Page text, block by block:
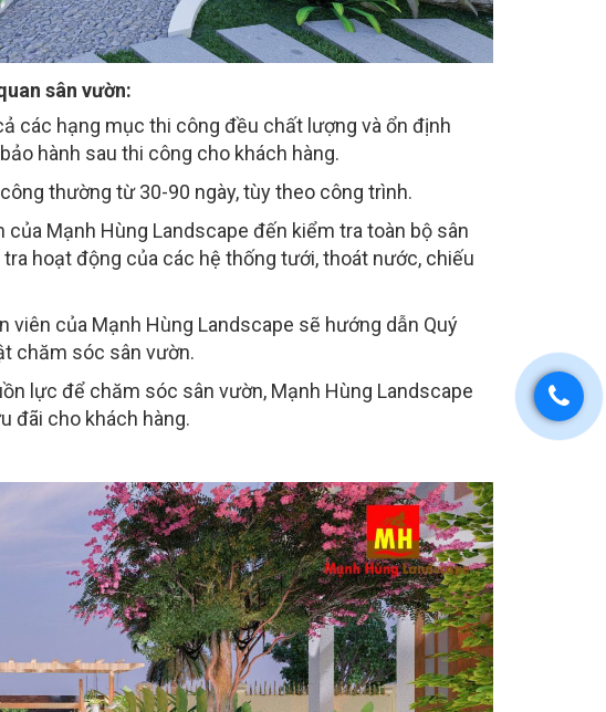
sân vườn:
các hạng mục thi công đều chất lượng và ổn định
hành sau thi công cho khách hàng.
thường từ 30-90 ngày, tùy theo công trình.
Mạnh Hùng Landscape đến kiểm tra toàn bộ sân
hoạt động của các hệ thống tưới, thoát nước, chiếu
viên của Mạnh Hùng Landscape sẽ hướng dẫn Quý
chăm sóc sân vườn.
lực để chăm sóc sân vườn, Mạnh Hùng Landscape
đãi cho khách hàng.